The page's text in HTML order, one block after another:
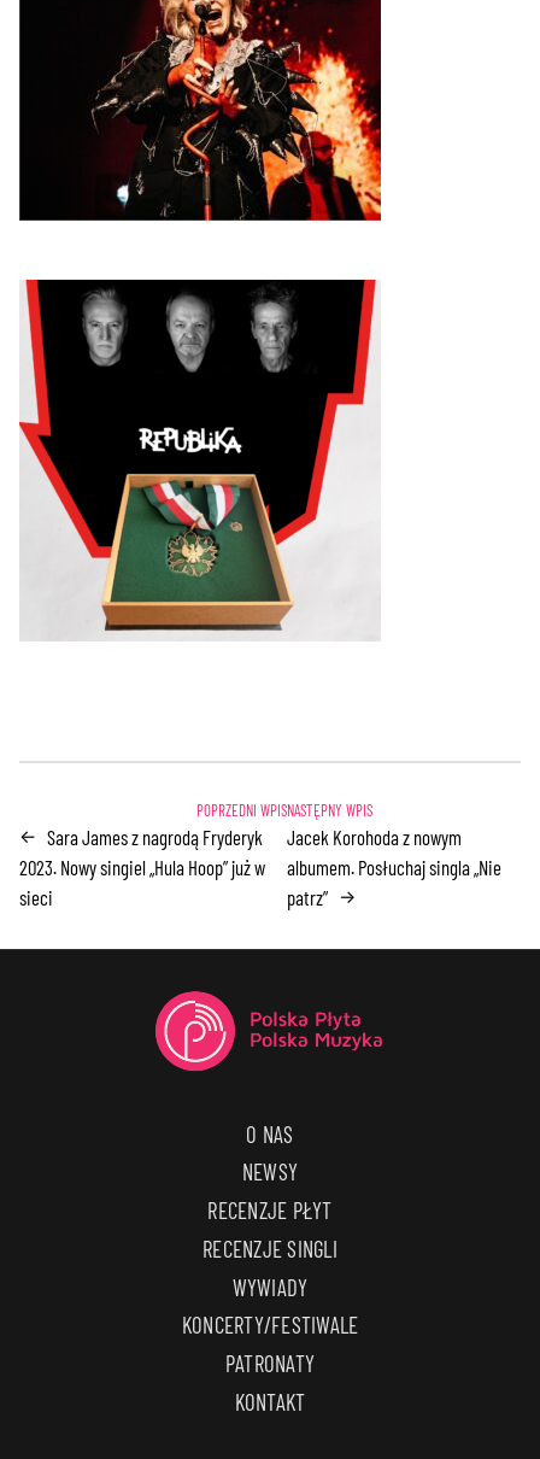
← Sara James z nagrodą Fryderyk
2023. Nowy singiel „Hula Hoop” już w
sieci
Jacek Korohoda z nowym
albumem. Posłuchaj singla „Nie
patrz” →
O NAS
NEWSY
RECENZJE PŁYT
RECENZJE SINGLI
WYWIADY
KONCERTY/FESTIWALE
PATRONATY
KONTAKT